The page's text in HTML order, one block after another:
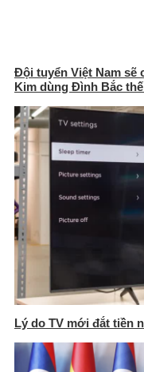
Đội tuyển Việt Nam sẽ
Kim dùng Đình Bắc
Lý do TV mới đắt tiền